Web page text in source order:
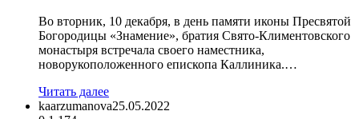
Во вторник, 10 декабря, в день памяти иконы Пресвятой
Богородицы «Знамение», братия Свято-Климентовского
монастыря встречала своего наместника,
новорукоположенного епископа Каллиника.…
Читать далее
kaarzumanova25.05.2022